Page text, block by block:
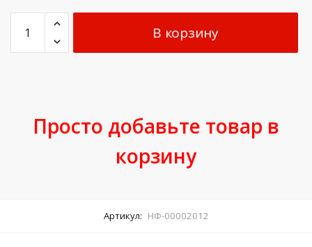
В корзину
Просто добавьте товар в
корзину
Артикул: НФ-00002012